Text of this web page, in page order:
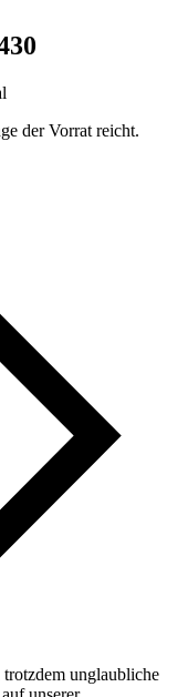
der Vorrat reicht.
unglaubliche